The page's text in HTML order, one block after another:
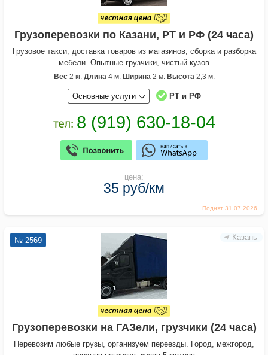
Поднят 31.07.2026
Грузоперевозки по Казани, РТ и РФ (24 часа)
Грузовое такси, доставка товаров из магазинов, сборка и разборка
мебели. Опытные грузчики, чистый кузов
Вес2 кг. Длина4 м. Ширина2 м. Высота2,3 м.
Основные услуги РТ и РФ
цена:
35 руб/км
Казань
№ 2569
Грузоперевозки на ГАЗели, грузчики (24 часа)
Перевозим любые грузы, организуем переезды. Город, межгород,